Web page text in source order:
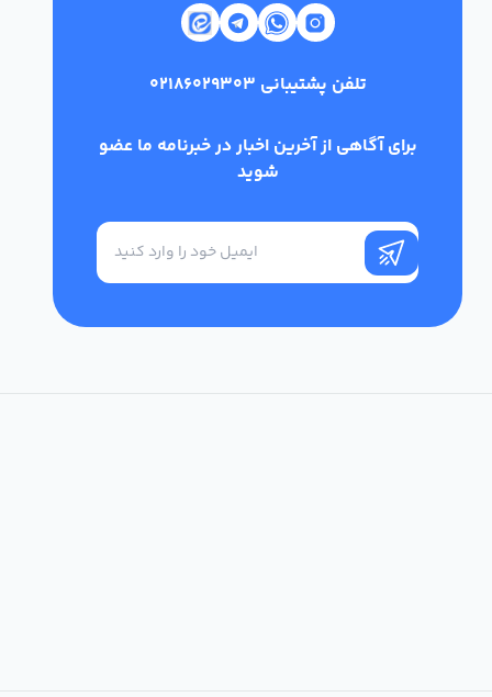
تلفن پشتیبانی 02186029303
برای آگاهی از آخرین اخبار در خبرنامه ما عضو
شوید